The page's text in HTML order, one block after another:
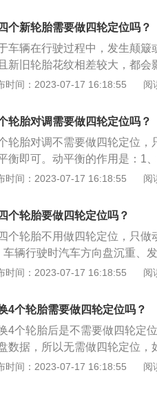
驶过程中轮胎与转向机件之间
车能够保持稳定的直线行驶。
个新轮胎需要做四轮定位吗？
车辆在行驶过程中，发生颠簸
新旧轮胎花纹相差较大，都会
做四轮定位，防止新轮胎异常
两个前轮左右切换后，跑偏的
。在驾驶过程中，方向盘会有
偏移或是打角度不会自动回轮
后左右轮胎的一侧偏磨特别是
其悬挂系统的损害，必须再次
时间：2023-07-17 16:18:55 阅
轮胎对调需要做四轮定位吗？
轮胎对调不需要做四轮定位
衡即可。动平衡的作用是：1
胎使用寿命；4、保证车辆的
保证轮胎与地面的紧密结合。
应具有一定的相对位置，这个
置的安装，就是四轮定位。
时间：2023-07-17 16:18:55 阅
个轮胎要做四轮定位吗？
个轮胎不用做四轮定位，只做
车辆行驶时汽车方向盘沉重、
面磨损；3、车轮震动、摇摆
配件的磨损；5、增强行驶安
为依据，通过调整以确保车辆
时间：2023-07-17 16:18:55 阅
4个轮胎需要做四轮定位吗？
4个轮胎后是不需要做四轮定
数据，所以无需做四轮定位
轮胎，这种情况影响到了底盘
时间：2023-07-17 16:18:55 阅